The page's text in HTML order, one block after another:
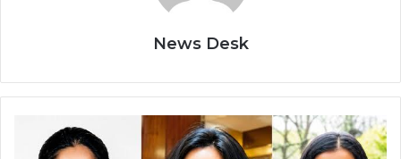
News Desk